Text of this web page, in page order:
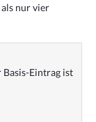
nur vier
Basis-Eintrag ist